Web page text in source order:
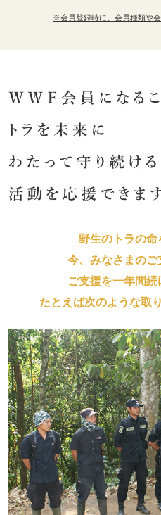
※会員登録時に、会員種類や
野生のトラの命
今、みなさまのご
ご支援を一年間続
たとえば次のような取